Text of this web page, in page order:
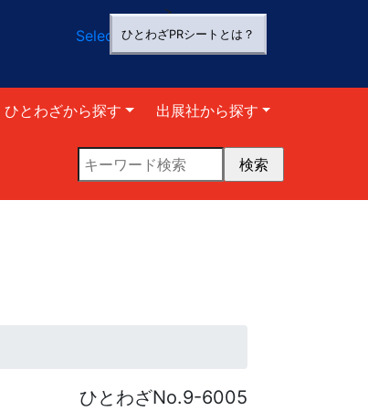
Select Language▼
>
ひとわざPRシートとは？
ひとわざから探す 出展社から探す
ひとわざNo.9-6005